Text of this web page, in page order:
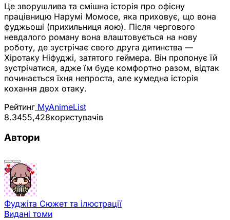
Це зворушлива та смішна історія про офісну
працівницю Нарумі Момосе, яка приховує, що вона
фуджьоші (прихильниця яою). Після чергового
невдалого роману вона влаштовується на нову
роботу, де зустрічає свого друга дитинства —
Хіротаку Ніфуджі, затятого геймера. Він пропонує їй
зустрічатися, адже їм буде комфортно разом, відтак
починається їхня непроста, але кумедна історія
кохання двох отаку.
Рейтинг MyAnimeList
8.3455,428користувачів
Автори
Фуджіта Сюжет та ілюстрації
Видані томи